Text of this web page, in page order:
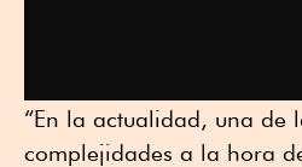
“En la actualidad, una de
complejidades a la hora